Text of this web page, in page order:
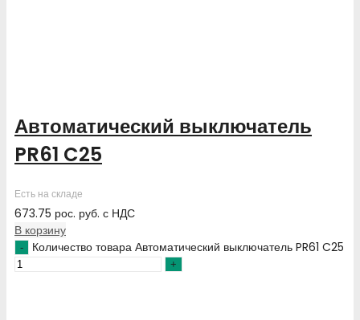
Автоматический выключатель
PR61 C25
Есть на складе
673.75 рос. руб. с НДС
В корзину
Количество товара Автоматический выключатель PR61 C25